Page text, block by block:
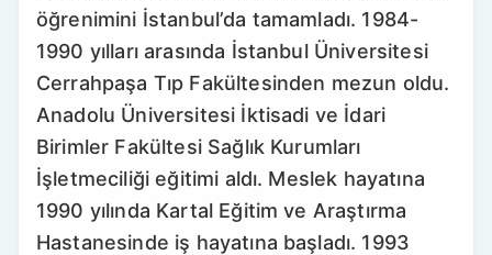
öğrenimini İstanbul’da tamamladı. 1984-
1990 yılları arasında İstanbul Üniversitesi
Cerrahpaşa Tıp Fakültesinden mezun oldu.
Anadolu Üniversitesi İktisadi ve İdari
Birimler Fakültesi Sağlık Kurumları
İşletmeciliği eğitimi aldı. Meslek hayatına
1990 yılında Kartal Eğitim ve Araştırma
Hastanesinde iş hayatına başladı. 1993